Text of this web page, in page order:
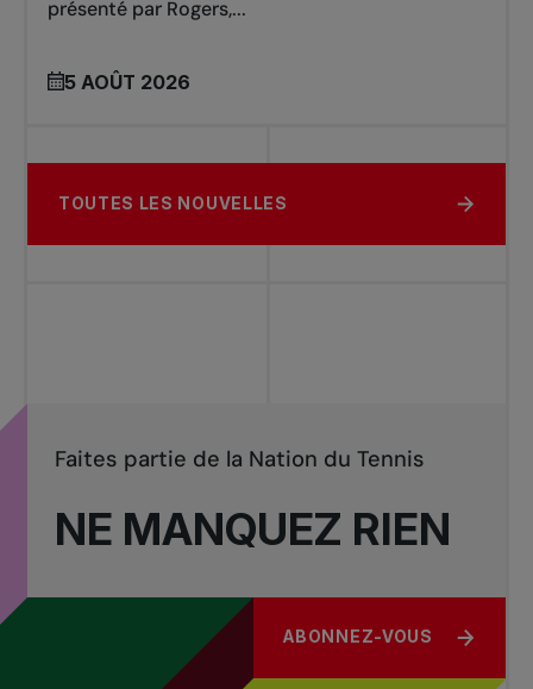
présenté par Rogers,...
5 AOÛT 2026
TOUTES LES NOUVELLES
NE MANQUEZ RIEN
Faites partie de la Nation du Tennis
ABONNEZ-VOUS